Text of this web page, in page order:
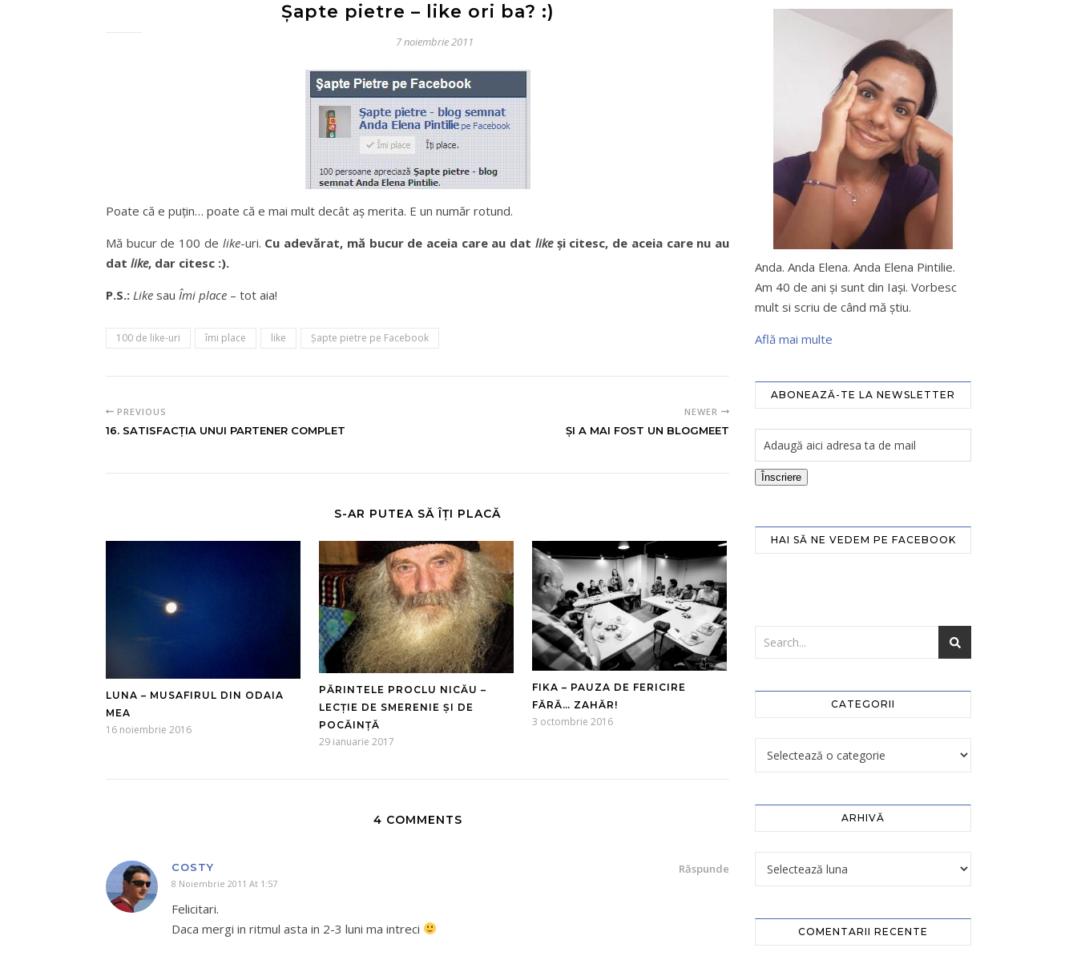
Şapte pietre – like ori ba? :)
7 noiembrie 2011
Poate că e puţin… poate că e mai mult decât aş merita. E un număr rotund.
Mă bucur de 100 de like-uri. Cu adevărat, mă bucur de aceia care au dat likeşi citesc, de aceia care nu au
dat like, dar citesc :).
P.S.: Like sau Îmi place – tot aia!
100 de like-uri îmi place like Şapte pietre pe Facebook
PREVIOUS
16. SATISFACȚIA UNUI PARTENER COMPLET
NEWER
ŞI A MAI FOST UN BLOGMEET
S-AR PUTEA SĂ ÎȚI PLACĂ
LUNA – MUSAFIRUL DIN ODAIA
MEA
16 noiembrie 2016
PĂRINTELE PROCLU NICĂU –
LECȚIE DE SMERENIE ȘI DE
POCĂINȚĂ
29 ianuarie 2017
FIKA – PAUZA DE FERICIRE
FĂRĂ… ZAHĂR!
3 octombrie 2016
4 COMMENTS
COSTY
8 Noiembrie 2011 At 1:57
Răspunde
Felicitari.
Daca mergi in ritmul asta in 2-3 luni ma intreci
Anda. Anda Elena. Anda Elena Pintilie.
Am 40 de ani şi sunt din Iaşi. Vorbesc
mult si scriu de când mă ştiu.
Află mai multe
ABONEAZĂ-TE LA NEWSLETTER
Înscriere
HAI SĂ NE VEDEM PE FACEBOOK
CATEGORII
ARHIVĂ
COMENTARII RECENTE